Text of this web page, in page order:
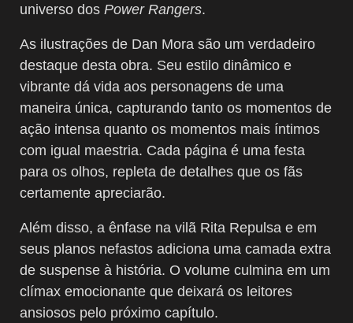
universo dos Power Rangers.
As ilustrações de Dan Mora são um verdadeiro
destaque desta obra. Seu estilo dinâmico e
vibrante dá vida aos personagens de uma
maneira única, capturando tanto os momentos de
ação intensa quanto os momentos mais íntimos
com igual maestria. Cada página é uma festa
para os olhos, repleta de detalhes que os fãs
certamente apreciarão.
Além disso, a ênfase na vilã Rita Repulsa e em
seus planos nefastos adiciona uma camada extra
de suspense à história. O volume culmina em um
clímax emocionante que deixará os leitores
ansiosos pelo próximo capítulo.